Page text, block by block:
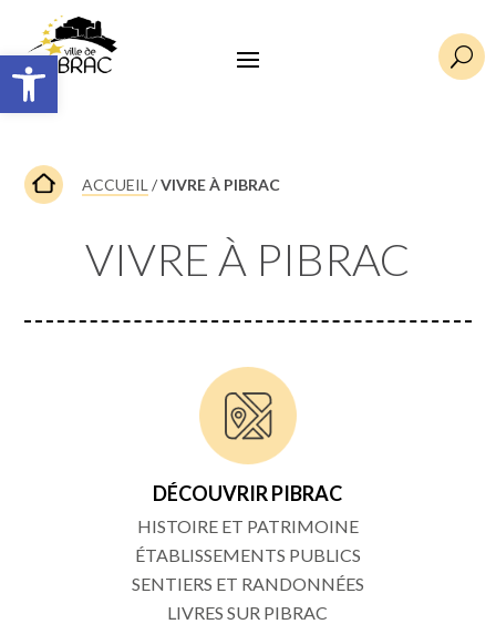
Ouvrir la barre d’outils U
ACCUEIL /VIVRE À PIBRAC
VIVRE À PIBRAC
DÉCOUVRIR PIBRAC
HISTOIRE ET PATRIMOINE
ÉTABLISSEMENTS PUBLICS
SENTIERS ET RANDONNÉES
LIVRES SUR PIBRAC